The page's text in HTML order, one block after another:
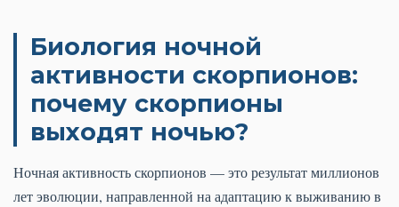
Биология ночной
активности скорпионов:
почему скорпионы
выходят ночью?
Ночная активность скорпионов — это результат миллионов
лет эволюции, направленной на адаптацию к выживанию в